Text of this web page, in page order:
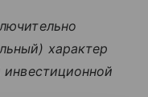
характер
инвестиционной